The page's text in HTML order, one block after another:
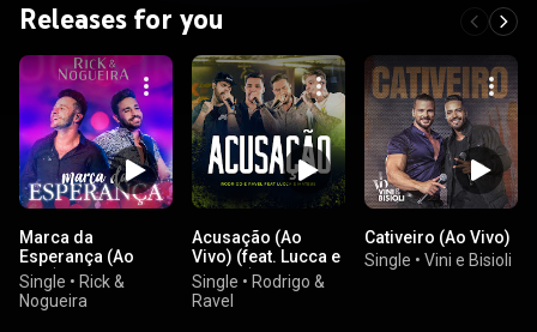
Releases for you
Marca da
Esperança (Ao
Vivo)
Single • Rick &
Nogueira
Acusação (Ao
Vivo) (feat. Lucca e
Mateus)
Single • Rodrigo &
Ravel
Cativeiro (Ao Vivo)
Single • Vini e Bisioli